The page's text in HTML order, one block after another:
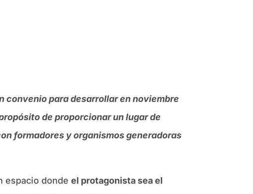
convenio para desarrollar en noviembre
de proporcionar un lugar de
formadores y organismos generadoras
espacio dondeel protagonista sea el